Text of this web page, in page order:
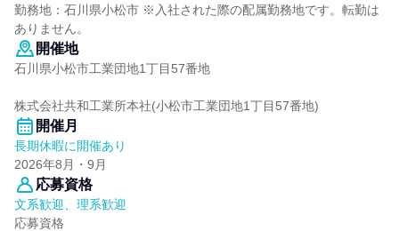
勤務地：石川県小松市 ※入社された際の配属勤務地です。転勤は
ありません。
開催地
石川県小松市工業団地1丁目57番地
株式会社共和工業所本社(小松市工業団地1丁目57番地)
開催月
長期休暇に開催あり
2026年8月・9月
応募資格
文系歓迎、理系歓迎
応募資格